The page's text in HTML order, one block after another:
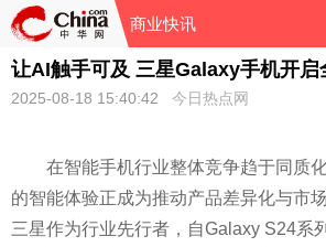
商业快讯
让AI触手可及 三星Galaxy手机开启
2025-08-18 15:40:42 今日热点网
在智能手机行业整体竞争趋于同质
的智能体验正成为推动产品差异化与市
三星作为行业先行者，自Galaxy S24系